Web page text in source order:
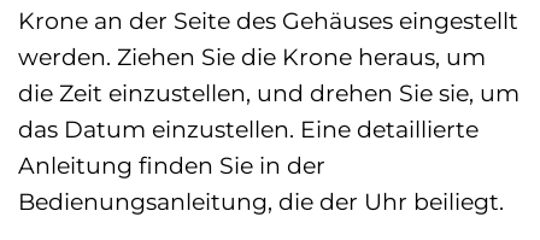
Krone an der Seite des Gehäuses eingestellt
werden. Ziehen Sie die Krone heraus, um
die Zeit einzustellen, und drehen Sie sie, um
das Datum einzustellen. Eine detaillierte
Anleitung finden Sie in der
Bedienungsanleitung, die der Uhr beiliegt.